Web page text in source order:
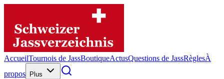
AccueilTournois de JassBoutiqueActusQuestions de JassRèglesÀ
propos
Plus